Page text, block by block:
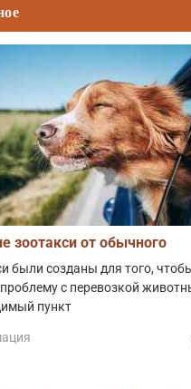
зоотакси от обычного
были созданы для того,
с перевозкой
пункт